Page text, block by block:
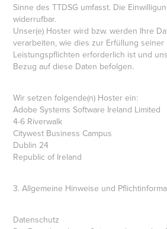
Sinne des TTDSG umfasst. Die
widerrufbar.
Unser(e) Hoster wird bzw. werden Ihre
verarbeiten, wie dies zur Erfüllung seiner
Leistungspflichten erforderlich ist und
Bezug auf diese Daten befolgen.
Wir setzen folgende(n) Hoster ein:
Adobe Systems Software Ireland Limited
4-6 Riverwalk
Citywest Business Campus
Dublin 24
Republic of Ireland
3. Allgemeine Hinweise und
Datenschutz